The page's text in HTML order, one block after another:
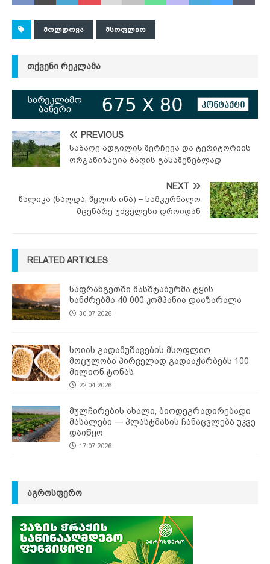
ᲛᲝᲚᲓᲝᲕᲐ ᲛᲡᲝᲤᲚᲘᲝ
ᲗᲥᲕᲔᲜᲘ ᲠᲔᲙᲚᲐᲛᲐ
PREVIOUS
საბაღე ადგილის შერჩევა და ტერიტორიის
ორგანიზაცია ბაღის გასაშენებლად
NEXT
წალიკა (სალდა, წყლის ინა) – სამკურნალო
მცენარე უძველესი დროიდან
RELATED ARTICLES
საფრანგეთში მასშტაბურმა ტყის
ხანძრებმა 40 000 კომპანია დააზარალა
30.07.2026
სოიას გადამუშავების მსოფლიო
მოცულობა პირველად გადააჭარბებს 100
მილიონ ტონას
22.04.2026
მულჩირების ახალი, ბიოდეგრადირებადი
მასალები — პლასტმასის ჩანაცვლება უკვე
დაიწყო
17.07.2026
ᲐᲒᲠᲝᲡᲤᲔᲠᲝ